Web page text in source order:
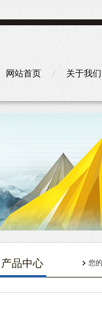
网站首页 关于我们
产品中心 您